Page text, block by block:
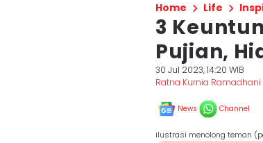
Home Life
3
Pujian,
30 Jul 2023, 14:20 WIB
Ratna Kurnia Ramadhani
News Channel
ilustrasi menolong teman